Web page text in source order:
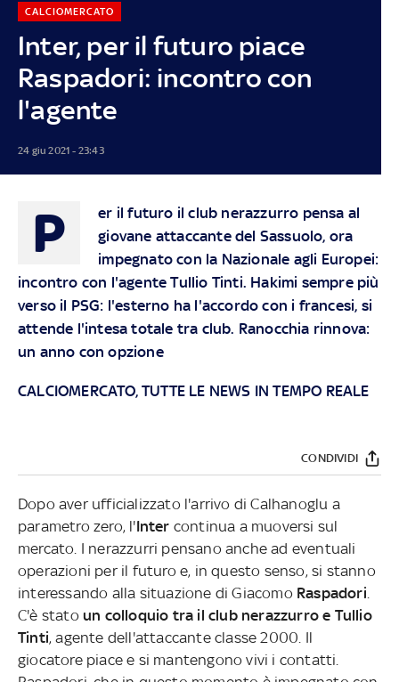
Inter, per il futuro piace
Raspadori: incontro con
l'agente
CALCIOMERCATO
24 giu 2021 - 23:43
P
er il futuro il club nerazzurro pensa al
giovane attaccante del Sassuolo, ora
impegnato con la Nazionale agli Europei:
incontro con l'agente Tullio Tinti. Hakimi sempre più
verso il PSG: l'esterno ha l'accordo con i francesi, si
attende l'intesa totale tra club. Ranocchia rinnova:
un anno con opzione
CALCIOMERCATO, TUTTE LE NEWS IN TEMPO REALE
CONDIVIDI
Dopo aver ufficializzato l'arrivo di Calhanoglu a
parametro zero, l'Inter continua a muoversi sul
mercato. I nerazzurri pensano anche ad eventuali
operazioni per il futuro e, in questo senso, si stanno
interessando alla situazione di Giacomo Raspadori
C'è stato un colloquio tra il club nerazzurro e Tullio
Tinti, agente dell'attaccante classe 2000. Il
giocatore piace e si mantengono vivi i contatti.